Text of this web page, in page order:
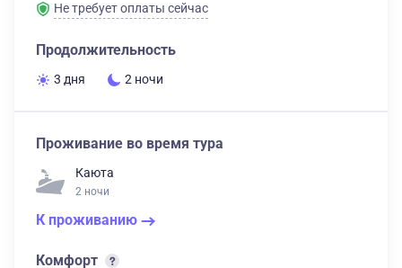
Не требует оплаты сейчас
Продолжительность
3 дня 2 ночи
Проживание во время тура
Каюта
2 ночи
К проживанию
Комфорт